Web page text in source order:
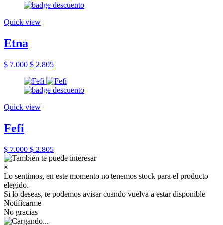
Quick view
Etna
$ 7.000 $ 2.805
Quick view
Fefi
$ 7.000 $ 2.805
×
Lo sentimos, en este momento no tenemos stock para el producto
elegido.
Si lo deseas, te podemos avisar cuando vuelva a estar disponible
Notificarme
No gracias